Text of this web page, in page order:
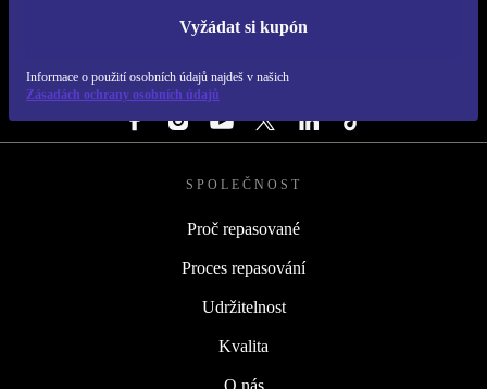
Vyžádat si kupón
Informace o použití osobních údajů najdeš v našich
Zásadách ochrany osobních údajů
REFURBED ČESKO - RETHINK NEW.
SLEDUJ NÁS
SPOLEČNOST
Proč repasované
Proces repasování
Udržitelnost
Kvalita